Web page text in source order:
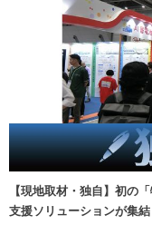
【現地取材・独自】初の
支援ソリューションが集結